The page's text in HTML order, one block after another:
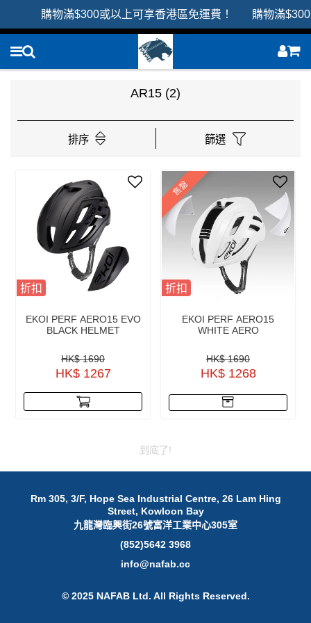
購物滿$300或以上可享香港區免運費！ 購物滿$300
AR15 (2)
排序 篩選
折扣
EKOI PERF AERO15 EVO
BLACK HELMET
HK$ 1690
HK$ 1267
售罄
折扣
EKOI PERF AERO15
WHITE AERO
HK$ 1690
HK$ 1268
到底了!
Rm 305, 3/F, Hope Sea Industrial Centre, 26 Lam Hing
Street, Kowloon Bay
九龍灣臨興街26號富洋工業中心305室
(852)5642 3968
info@nafab.cc
© 2025 NAFAB Ltd. All Rights Reserved.